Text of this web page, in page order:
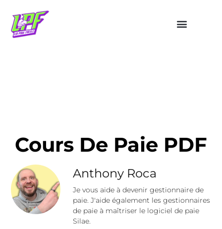
Cours De Paie PDF
Anthony Roca
Je vous aide à devenir gestionnaire de
paie. J'aide également les gestionnaires
de paie à maîtriser le logiciel de paie
Silae.